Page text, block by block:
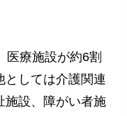
医療施設が約6割
としては介護関連
施設、障がい者施